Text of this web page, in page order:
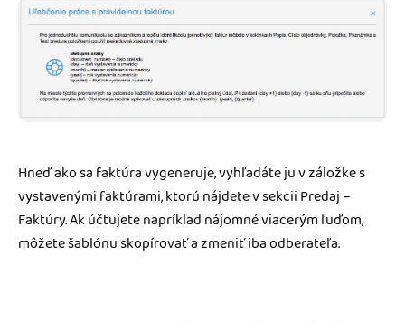
Hneď ako sa faktúra vygeneruje, vyhľadáte ju v záložke s
vystavenými faktúrami, ktorú nájdete v sekcii Predaj –
Faktúry. Ak účtujete napríklad nájomné viacerým ľuďom,
môžete šablónu skopírovať a zmeniť iba odberateľa.